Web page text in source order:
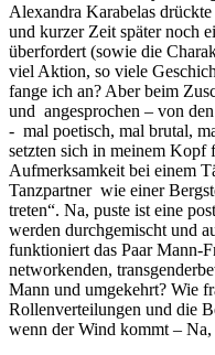
Alexandra Karabelas
und kurzer Zeit später noch
überfordert (sowie die
viel Aktion, so viele
fange ich an? Aber beim
und angesprochen – von
- mal poetisch, mal brutal,
setzten sich in meinem Kopf
Aufmerksamkeit bei einem
Tanzpartner wie einer
treten“. Na, puste ist eine
werden durchgemischt und
funktioniert das Paar Mann-
networkenden,
Mann und umgekehrt? Wie
Rollenverteilungen und die
wenn der Wind kommt – Na,